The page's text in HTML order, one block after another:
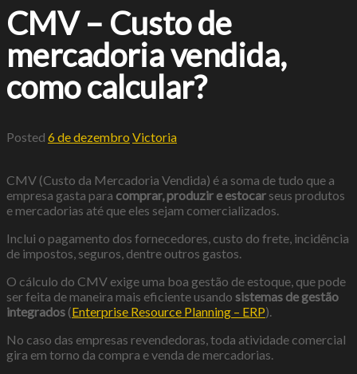
CMV – Custo de
mercadoria vendida,
como calcular?
Posted 6 de dezembro Victoria
CMV (Custo da Mercadoria Vendida) é a soma de tudo que a
empresa gasta para comprar, produzir e estocar seus produtos
e mercadorias até que eles sejam comercializados.
Inclui o pagamento dos fornecedores, custo do frete, incidência
de impostos, seguros, dentre outros gastos.
O cálculo do CMV exige uma boa gestão de estoque, que pode
ser feita de maneira mais eficiente usando sistemas de gestão
integrados (Enterprise Resource Planning – ERP).
No caso das empresas revendedoras, toda atividade comercial
gira em torno da compra e venda de mercadorias.